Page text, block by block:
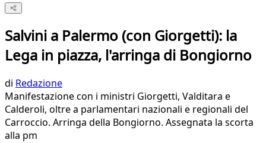
Salvini a Palermo (con Giorgetti): la
Lega in piazza, l'arringa di Bongiorno
di Redazione
Manifestazione con i ministri Giorgetti, Valditara e
Calderoli, oltre a parlamentari nazionali e regionali del
Carroccio. Arringa della Bongiorno. Assegnata la scorta
alla pm